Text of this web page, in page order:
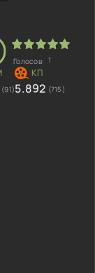
Голосов: 1
(91)5.892 (715)